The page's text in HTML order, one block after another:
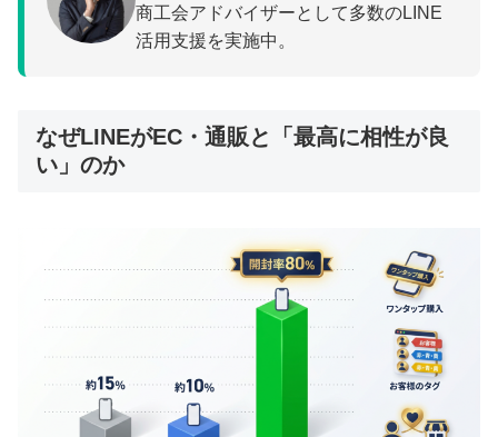
商工会アドバイザーとして多数のLINE
活用支援を実施中。
なぜLINEがEC・通販と「最高に相性が良
い」のか